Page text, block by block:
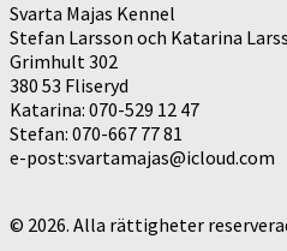
Svarta Majas Kennel
Stefan Larsson och Katarina
Grimhult 302
380 53 Fliseryd
Katarina: 070-529 12 47
Stefan: 070-667 77 81
e-post:svartamajas@icloud.com
© 2026. Alla rättigheter